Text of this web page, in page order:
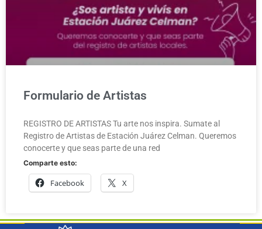
Formulario de Artistas
REGISTRO DE ARTISTAS Tu arte nos inspira. Sumate al
Registro de Artistas de Estación Juárez Celman. Queremos
conocerte y que seas parte de una red
Comparte esto:
Facebook X